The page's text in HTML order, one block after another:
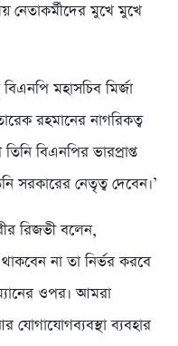
নেতাকর্মীদের মুখে মুখে
মহাসচিব মির্জা
রহমানের নাগরিকত্ব
বিএনপির ভারপ্রাপ্ত
সরকারের নেতৃত্ব দেবেন।’
রিজভী বলেন,
না তা নির্ভর করবে
ওপর। আমরা
যোগাযোগব্যবস্থা ব্যবহার